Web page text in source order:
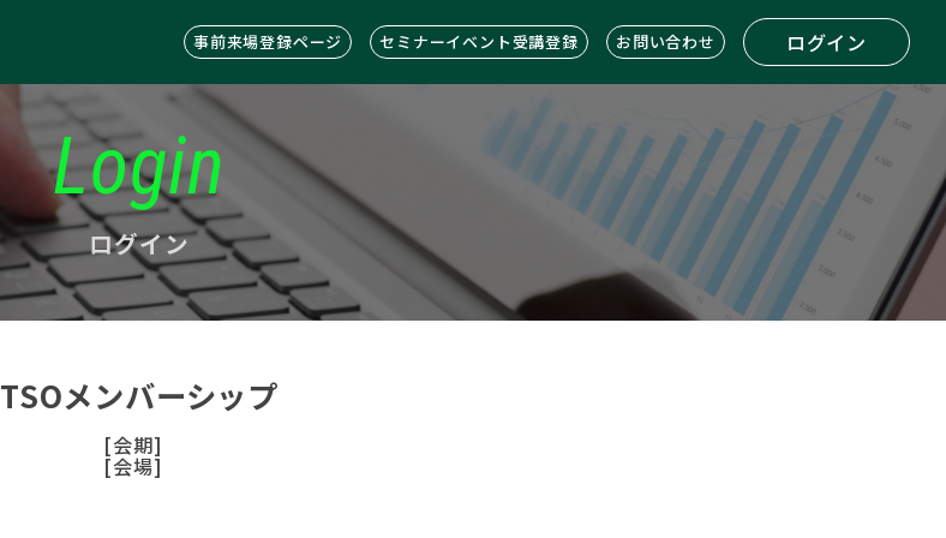
事前来場登録ページ セミナーイベント受講登録 お問い合わせ ログイン
Login
ログイン
TSOメンバーシップ
[会期]
[会場]